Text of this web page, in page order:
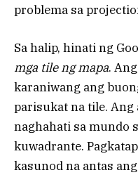
problema sa
Sa halip, hinati ng
mga tile ng mapa.
karaniwang ang
parisukat na tile. Ang
naghahati sa mundo
kuwadrante.
kasunod na antas